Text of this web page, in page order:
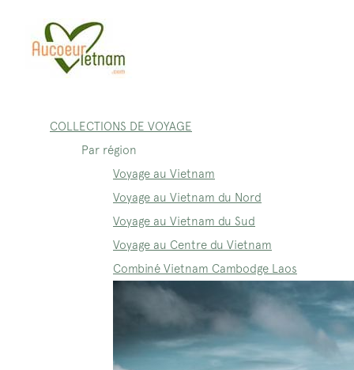
COLLECTIONS DE VOYAGE
Par région
Voyage au Vietnam
Voyage au Vietnam du Nord
Voyage au Vietnam du Sud
Voyage au Centre du Vietnam
Combiné Vietnam Cambodge Laos